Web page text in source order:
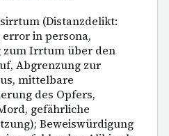
(Distanzdelikt:
in persona,
zum Irrtum über den
Abgrenzung zur
mittelbare
des Opfers,
gefährliche
Beweiswürdigung